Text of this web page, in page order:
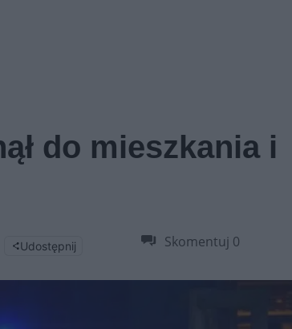
do mieszkania i
Udostępnij Skomentuj 0